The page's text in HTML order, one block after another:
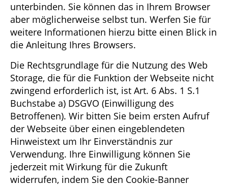
unterbinden. Sie können das in Ihrem Browser
aber möglicherweise selbst tun. Werfen Sie für
weitere Informationen hierzu bitte einen Blick in
die Anleitung Ihres Browsers.
Die Rechtsgrundlage für die Nutzung des Web
Storage, die für die Funktion der Webseite nicht
zwingend erforderlich ist, ist Art. 6 Abs. 1 S.1
Buchstabe a) DSGVO (Einwilligung des
Betroffenen). Wir bitten Sie beim ersten Aufruf
der Webseite über einen eingeblendeten
Hinweistext um Ihr Einverständnis zur
Verwendung. Ihre Einwilligung können Sie
jederzeit mit Wirkung für die Zukunft
widerrufen, indem Sie den Cookie-Banner